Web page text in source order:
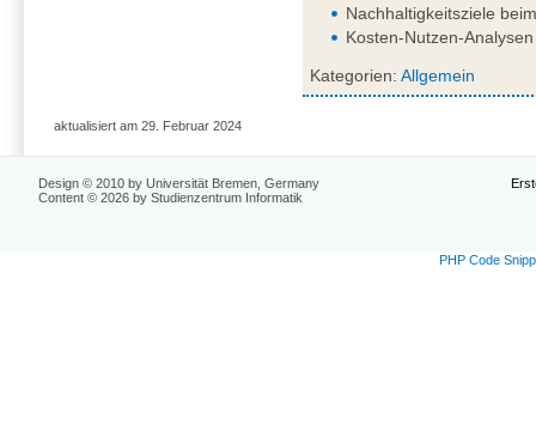
Nachhaltigkeitsziele
Kosten-Nutzen-
Kategorien: Allgemein
aktualisiert am 29. Februar 2024
Design © 2010 by Universität Bremen, Germany
Content © 2026 by Studienzentrum Informatik
PHP Code